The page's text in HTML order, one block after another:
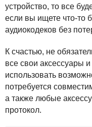
устройство, то все
если вы ищете что-то
аудиокодеков без
К счастью, не
все свои аксессуары
использовать
потребуется
а также любые
протокол.